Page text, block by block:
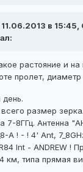
11.06.2013 в 15:45,
растояние и на
пролет, диаметр
размер
7-8ГГц. Антенна
A ! - ! 4' Ant,
Int - ANDREW !
км, типа прямая